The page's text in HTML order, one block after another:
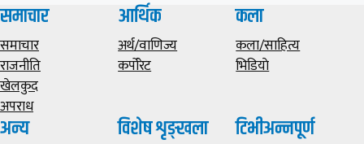
समाचार
समाचार
राजनीति
खेलकुद
अपराध
आर्थिक
अर्थ/वाणिज्य
कर्पोरेट
कला
कला/साहित्य
भिडियाे
अन्य विशेष शृङ्खला टिभीअन्नपूर्ण